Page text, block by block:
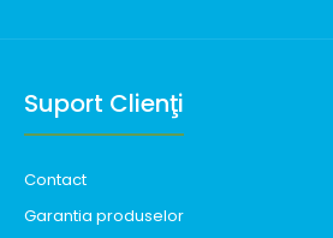
Suport Clienţi
Contact
Garantia produselor